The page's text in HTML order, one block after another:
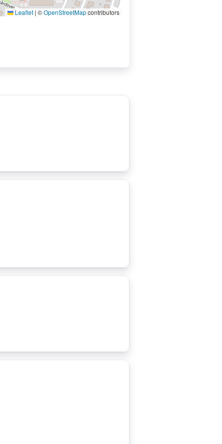
Leaflet | ©OpenStreetMapcontributors